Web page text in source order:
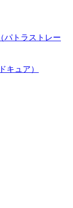
パトラストレー
キュア）